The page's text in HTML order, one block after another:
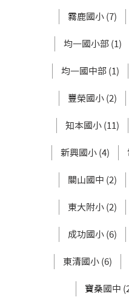
霧鹿國小 (7)
均一國小部 (1)
均一國中部 (1)
豐榮國小 (2)
知本國小 (11)
新興國小 (4)
關山國中 (2)
東大附小 (2)
成功國小 (6)
東清國小 (6)
寶桑國中